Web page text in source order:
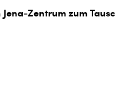
Zentrum zum